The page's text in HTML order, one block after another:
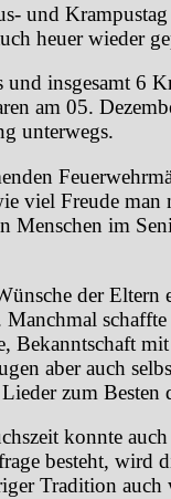
und
heuer wieder
insgesamt 6
am 05.
unterwegs.
viel Freude
Menschen im
der Eltern
Bekanntschaft
aber auch
zum Besten
konnte
besteht, wird
Tradition